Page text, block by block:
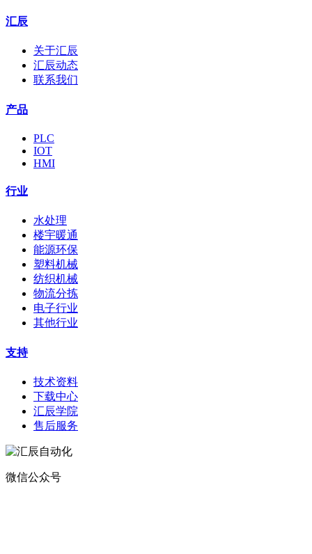
汇辰
关于汇辰
汇辰动态
联系我们
产品
PLC
IOT
HMI
行业
水处理
楼宇暖通
能源环保
塑料机械
纺织机械
物流分拣
电子行业
其他行业
支持
技术资料
下载中心
汇辰学院
售后服务
微信公众号